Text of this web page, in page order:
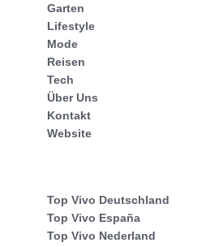
Garten
Lifestyle
Mode
Reisen
Tech
Über Uns
Kontakt
Website
Top Vivo Deutschland
Top Vivo España
Top Vivo Nederland